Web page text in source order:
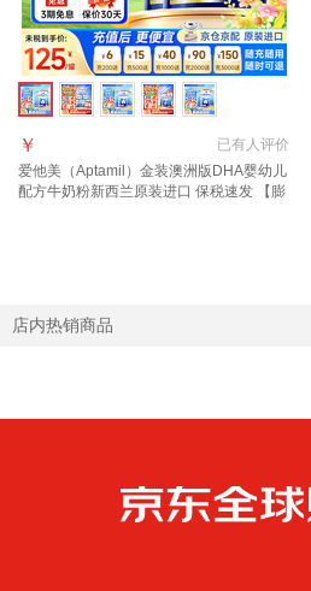
已有人评价
￥
爱他美（Aptamil）金装澳洲版DHA婴幼儿
配方牛奶粉新西兰原装进口 保税速发 【膨
店内热销商品